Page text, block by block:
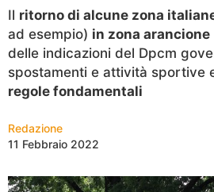
Il ritorno di alcune zona
ad esempio) in zona arancione
delle indicazioni del Dpcm
spostamenti e attività sportive
regole fondamentali
Redazione
11 Febbraio 2022